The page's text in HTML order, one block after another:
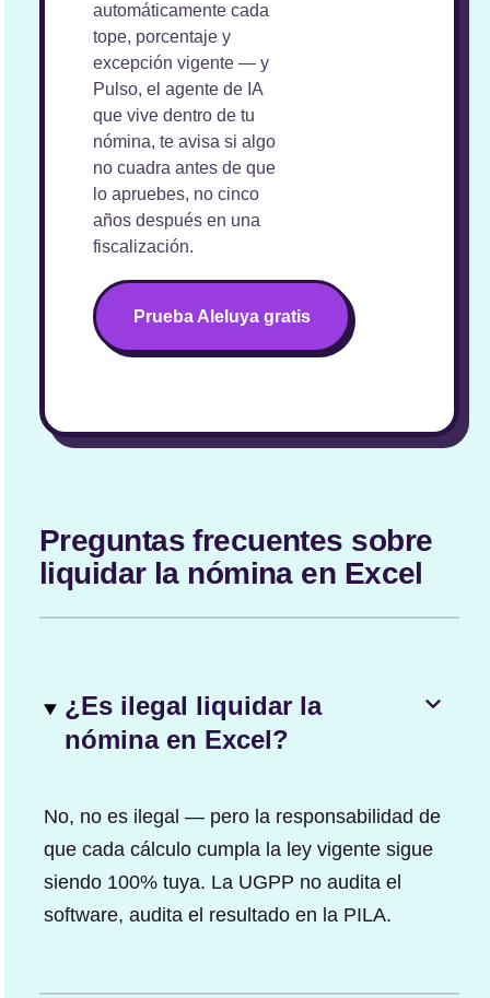
automáticamente cada
tope, porcentaje y
excepción vigente — y
Pulso, el agente de IA
que vive dentro de tu
nómina, te avisa si algo
no cuadra antes de que
lo apruebes, no cinco
años después en una
fiscalización.
Prueba Aleluya gratis
Preguntas frecuentes sobre
liquidar la nómina en Excel
¿Es ilegal liquidar la
nómina en Excel?
No, no es ilegal — pero la responsabilidad de
que cada cálculo cumpla la ley vigente sigue
siendo 100% tuya. La UGPP no audita el
software, audita el resultado en la PILA.